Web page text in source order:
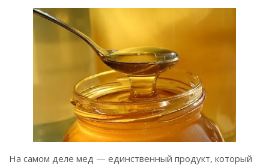
На самом деле мед — единственный продукт, который